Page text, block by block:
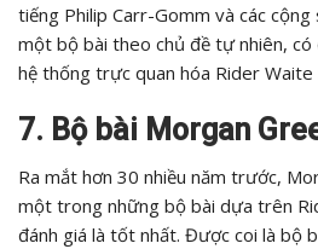
tiếng Philip Carr-Gomm và các
một bộ bài theo chủ đề tự nhiên, có
hệ thống trực quan hóa Rider Waite
7. Bộ bài Morgan
Ra mắt hơn 30 nhiều năm trước,
một trong những bộ bài dựa trên
đánh giá là tốt nhất. Được coi là bộ